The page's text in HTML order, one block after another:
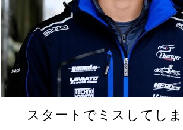
「スタートでミスしてし